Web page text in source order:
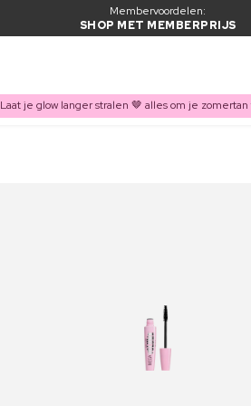
Membervoordelen:
SHOP MET MEMBERPRIJS
Laat je glow langer stralen 🤎 alles om je